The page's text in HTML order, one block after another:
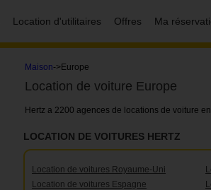
Location d'utilitaires Offres Ma
Maison->Europe
Location de voiture Europe
Hertz a 2200 agences de locations de voiture
LOCATION DE VOITURES HERTZ
Location de voitures Royaume-Uni
Location de voitures Espagne